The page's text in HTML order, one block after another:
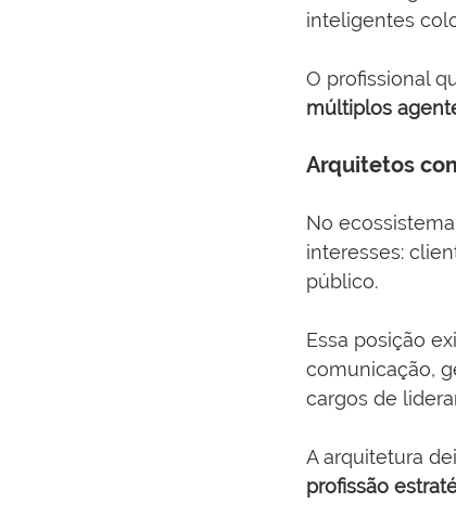
inteligentes
O profissional
múltiplos
Arquitetos
No
interesses:
público.
Essa posição
comunicação,
cargos de
A arquitetura
profissão